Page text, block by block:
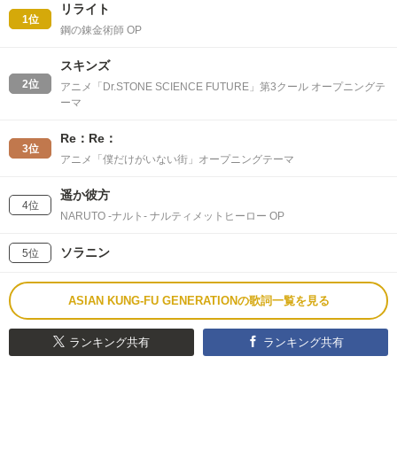
1位
リライト
鋼の錬金術師 OP
2位
スキンズ
アニメ「Dr.STONE SCIENCE FUTURE」第3クール オープニングテ
ーマ
3位
Re：Re：
アニメ「僕だけがいない街」オープニングテーマ
4位
遥か彼方
NARUTO -ナルト- ナルティメットヒーロー OP
5位 ソラニン
ASIAN KUNG-FU GENERATIONの歌詞一覧を見る
ランキング共有 ランキング共有